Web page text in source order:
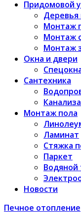
Придомовой
Деревья
Монтаж
Монтаж
Монтаж
Окна и двери
Сантехника
Монтаж пола
Ламинат
Стяжка
Паркет
Водяной
Новости
Печное отопление